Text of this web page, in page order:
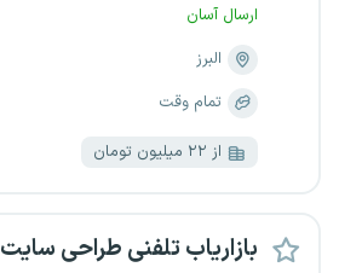
ارسال آسان
البرز
تمام وقت
از ۲۲ میلیون تومان
بازاریاب تلفنی طراحی سایت